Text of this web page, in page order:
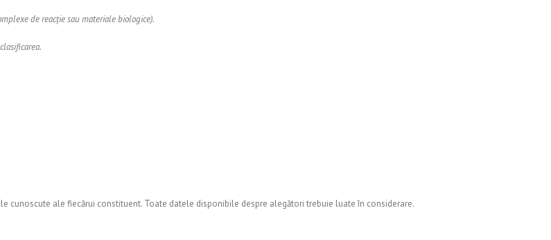
de reacție sau materiale biologice).
cunoscute ale fiecărui constituent. Toate datele disponibile despre alegători trebuie luate în considerare.